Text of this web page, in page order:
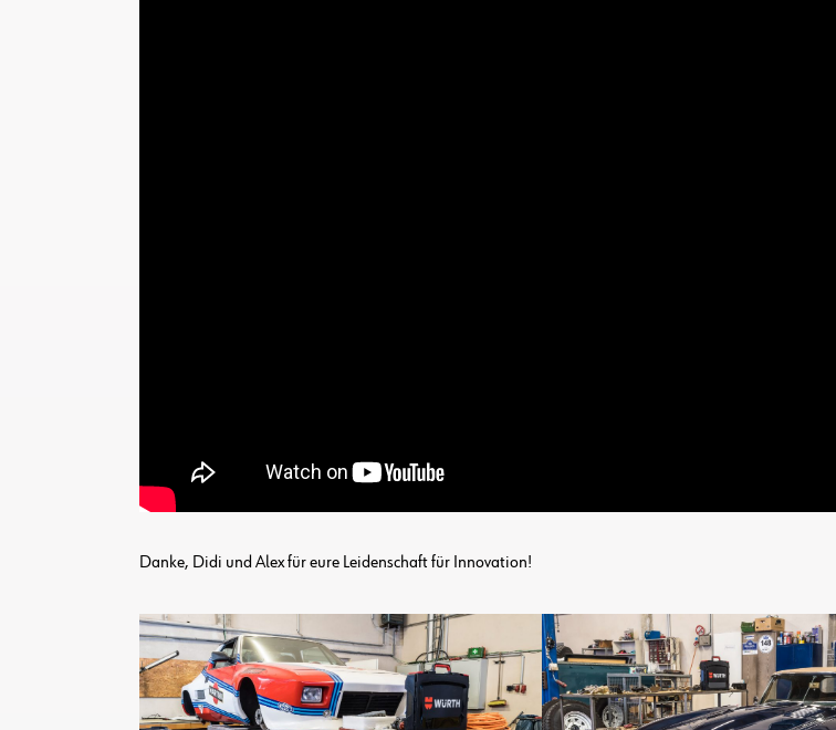
Danke, Didi und Alex für eure Leidenschaft für Innovation!